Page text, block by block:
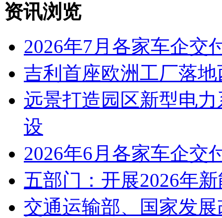
资讯浏览
2026年7月各家车企交
吉利首座欧洲工厂落
远景打造园区新型电
设
2026年6月各家车企交
五部门：开展2026年
交通运输部、国家发